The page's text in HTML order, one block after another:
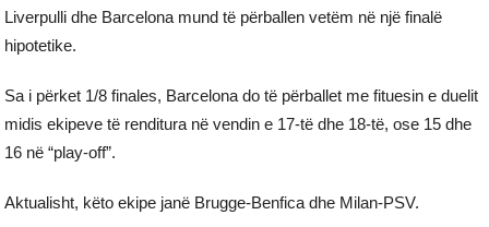
Liverpulli dhe Barcelona mund të përballen vetëm në një finalë
hipotetike.
Sa i përket 1/8 finales, Barcelona do të përballet me fituesin e duelit
midis ekipeve të renditura në vendin e 17-të dhe 18-të, ose 15 dhe
16 në “play-off”.
Aktualisht, këto ekipe janë Brugge-Benfica dhe Milan-PSV.